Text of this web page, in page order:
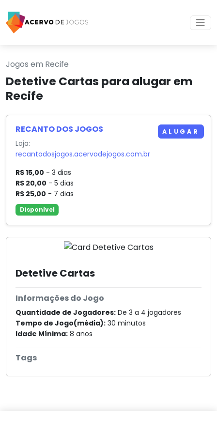
Jogos em Recife
Detetive Cartas para alugar em
Recife
Detetive Cartas
Informações do Jogo
Quantidade de Jogadores: De 3 a 4 jogadores
Tempo de Jogo(média): 30 minutos
Idade Mínima: 8 anos
Tags
RECANTO DOS JOGOS
Loja:
recantodosjogos.acervodejogos.com.br
R$ 15,00 - 3 dias
R$ 20,00 - 5 dias
R$ 25,00 - 7 dias
Disponível
ALUGAR